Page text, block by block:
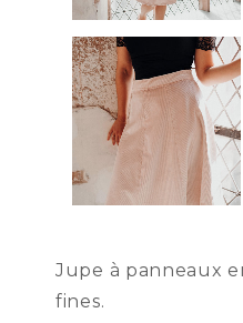
Jupe à panneaux
fines.